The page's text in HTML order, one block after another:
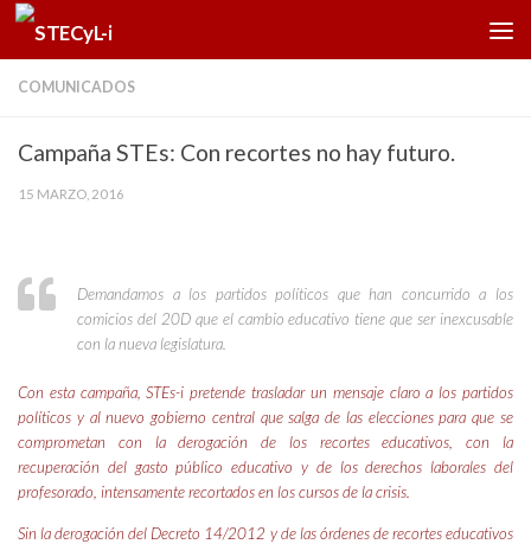
Saltar al contenido
COMUNICADOS
Campaña STEs: Con recortes no hay futuro.
15 MARZO, 2016
Demandamos a los partidos políticos que han concurrido a los
comicios del 20D que el cambio educativo tiene que ser inexcusable
con la nueva legislatura.
Con esta campaña, STEs-i pretende trasladar un mensaje claro a los partidos
políticos y al nuevo gobierno central que salga de las elecciones para que se
comprometan con la derogación de los recortes educativos, con la
recuperación del gasto público educativo y de los derechos laborales del
profesorado, intensamente recortados en los cursosde la crisis.
Sin la derogación del Decreto 14/2012 y de lasórdenes de recortes educativos